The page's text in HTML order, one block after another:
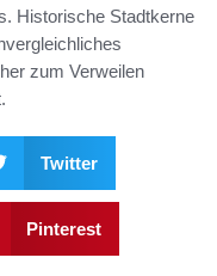
Historische Stadtkerne
zum Verweilen
Twitter
Pinterest